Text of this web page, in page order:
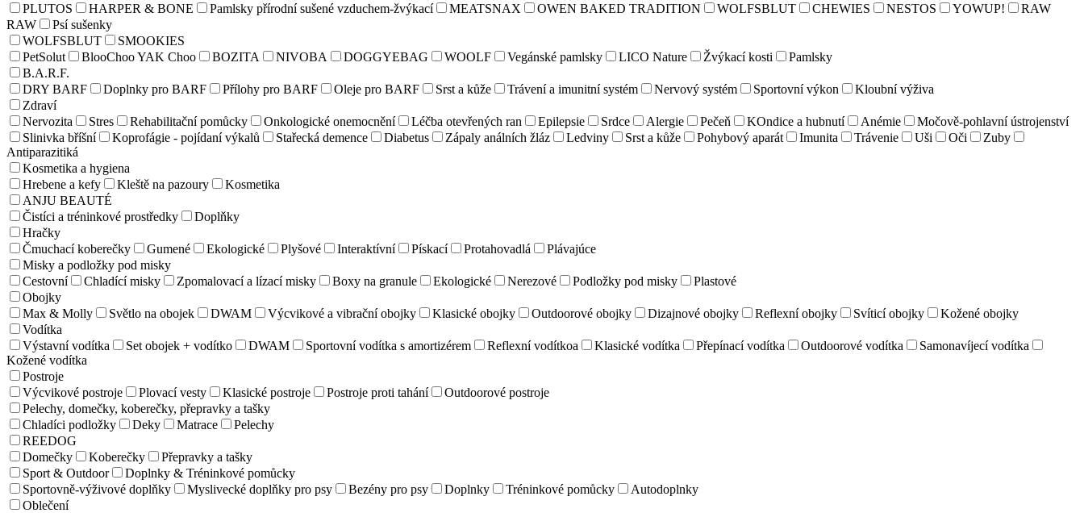
PLUTOS
HARPER & BONE Pamlsky přírodní sušené vzduchem-žvýkací MEATSNAX OWEN BAKED TRADITION WOLFSBLUT CHEWIES NESTOS YOWUP!
RAW
RAW
Psí sušenky
WOLFSBLUT
SMOOKIES
PetSolut
BlooChoo YAK Choo BOZITA NIVOBA DOGGYEBAG WOOLF Vegánské pamlsky LICO Nature Žvýkací kosti
Pamlsky
B.A.R.F.
DRY BARF
Doplnky pro BARF Přílohy pro BARF Oleje pro BARF Srst a kůže Trávení a imunitní systém Nervový systém Sportovní výkon
Kloubní výživa
Zdraví
Nervozita
Stres Rehabilitační pomůcky Onkologické onemocnění Léčba otevřených ran Epilepsie Srdce Alergie Pečeň KOndice a hubnutí Anémie
Močově-pohlavní ústrojenství
Slinivka bříšní
Koprofágie - pojídaní výkalů Stařecká demence Diabetus Zápaly análních žláz Ledviny Srst a kůže Pohybový aparát Imunita Trávenie Uši Oči
Zuby
Antiparazitiká
Kosmetika a hygiena
Hrebene a kefy
Kleště na pazoury
Kosmetika
ANJU BEAUTÉ
Čistíci a tréninkové prostředky
Doplňky
Hračky
Čmuchací koberečky
Gumené Ekologické Plyšové Interaktívní Pískací Protahovadlá
Plávajúce
Misky a podložky pod misky
Cestovní
Chladící misky Zpomalovací a lízací misky Boxy na granule Ekologické Nerezové Podložky pod misky
Plastové
Obojky
Max & Molly
Světlo na obojek DWAM Výcvikové a vibrační obojky Klasické obojky Outdoorové obojky Dizajnové obojky Reflexní obojky Svíticí obojky
Kožené obojky
Vodítka
Výstavní vodítka
Set obojek + vodítko DWAM Sportovní vodítka s amortizérem Reflexní vodítkoa Klasické vodítka Přepínací vodítka Outdoorové vodítka
Samonavíjecí vodítka
Kožené vodítka
Postroje
Výcvikové postroje
Plovací vesty Klasické postroje Postroje proti tahání
Outdoorové postroje
Pelechy, domečky, koberečky, přepravky a tašky
Chladíci podložky
Deky Matrace
Pelechy
REEDOG
Domečky
Koberečky
Přepravky a tašky
Sport & Outdoor
Doplnky & Tréninkové pomůcky
Sportovně-výživové doplňky
Myslivecké doplňky pro psy Bezény pro psy Doplnky Tréninkové pomůcky
Autodoplnky
Oblečení